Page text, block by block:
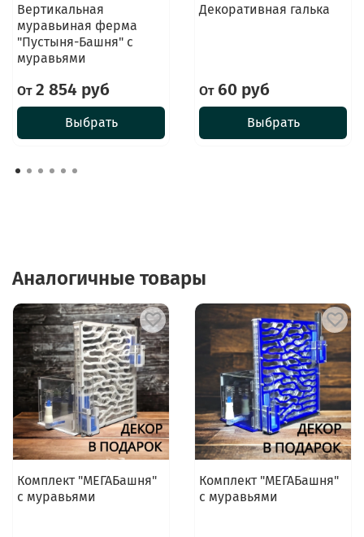
Вертикальная
муравьиная ферма
"Пустыня-Башня" с
муравьями
От2 854 руб
Выбрать
Декоративная галька
От60 руб
Выбрать
Аналогичные товары
Комплект "МЕГАБашня"
с муравьями
Комплект "МЕГАБашня"
с муравьями